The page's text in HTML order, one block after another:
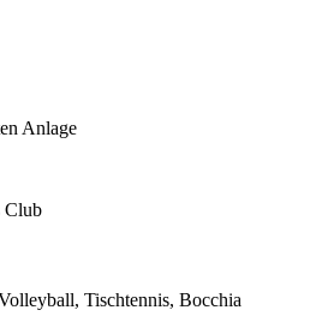
Anlage
Club
Tischtennis, Bocchia